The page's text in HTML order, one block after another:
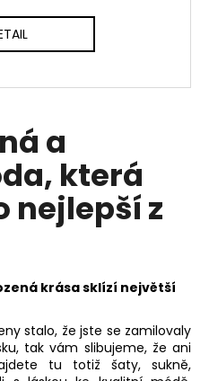
a
která
nejlepší z
krása sklízí největší
stalo, že jste se zamilovaly
tak vám slibujeme, že ani
tu totiž šaty, sukně,